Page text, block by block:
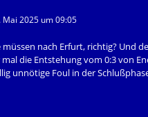
Mai 2025 um 09:05
müssen nach Erfurt, richtig? Und
die Entstehung vom 0:3 von
unnötige Foul in der